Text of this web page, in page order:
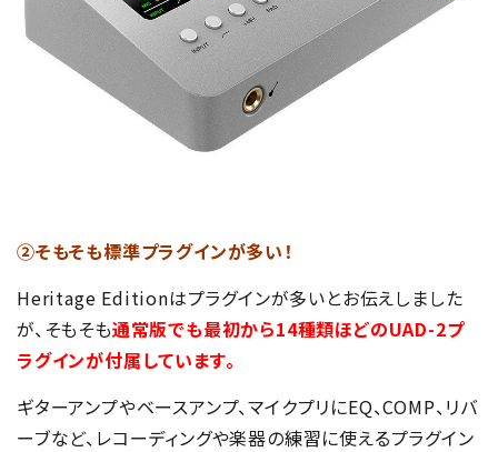
②そもそも標準プラグインが多い！
Heritage Editionはプラグインが多いとお伝えしました
が、そもそも通常版でも最初から14種類ほどのUAD-2プ
ラグインが付属しています。
ギターアンプやベースアンプ、マイクプリにEQ、COMP、リバ
ーブなど、レコーディングや楽器の練習に使えるプラグイン